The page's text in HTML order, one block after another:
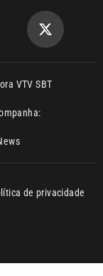
VTV SBT
de privacidade